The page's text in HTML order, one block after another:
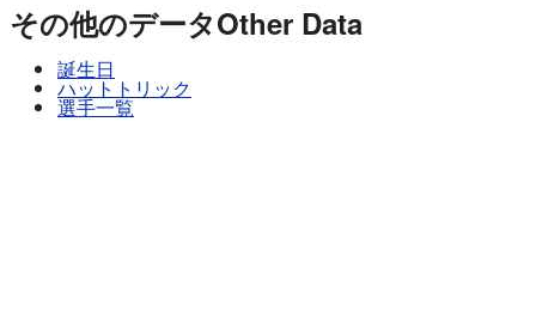
その他のデータOther Data
誕生日
ハットトリック
選手一覧